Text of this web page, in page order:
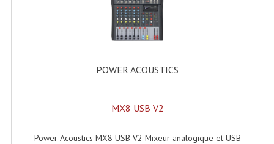
POWER ACOUSTICS
MX8 USB V2
Power Acoustics MX8 USB V2 Mixeur analogique et USB